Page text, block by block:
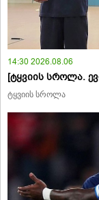
14:30 2026.08.06
[ტყვიის სროლა.
ტყვიის სროლა